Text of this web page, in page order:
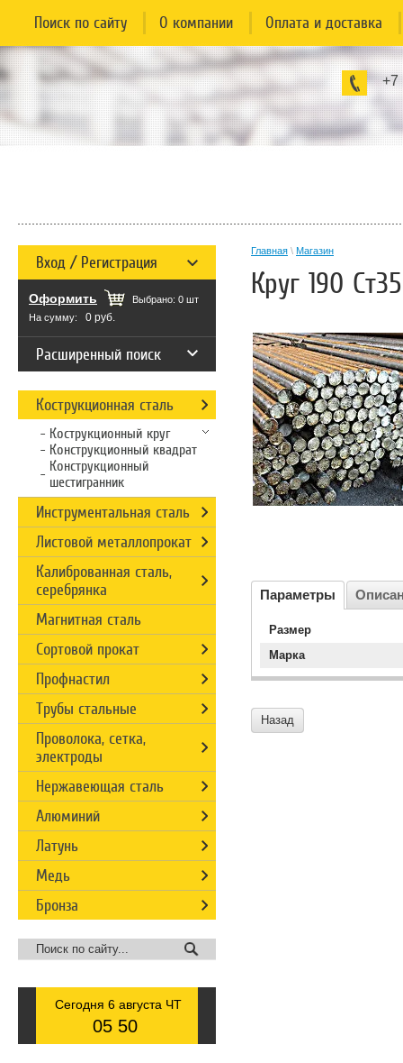
+7
Поиск по сайту О компании Оплата и доставка
Главная \ Магазин
Круг 190 Ст35
Параметры
Размер
Марка
Назад
Вход / Регистрация
Оформить Выбрано: 0 шт
На сумму:
0 руб.
Расширенный поиск
Кострукционная сталь
Кострукционный круг
Конструкционный квадрат
Конструкционный
шестигранник
Инструментальная сталь
Листовой металлопрокат
Калиброванная сталь,
серебрянка
Магнитная сталь
Сортовой прокат
Профнастил
Трубы стальные
Проволока, сетка,
электроды
Нержавеющая сталь
Алюминий
Латунь
Медь
Бронза
Сегодня 6 августа ЧТ
05 50